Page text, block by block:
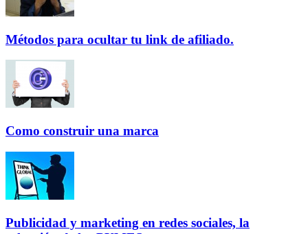
Métodos para ocultar tu link de afiliado.
Como construir una marca
Publicidad y marketing en redes sociales, la